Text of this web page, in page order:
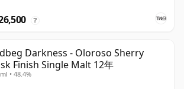
?
Darkness - Oloroso Sherry
Finish Single Malt 12年
• 48.4%